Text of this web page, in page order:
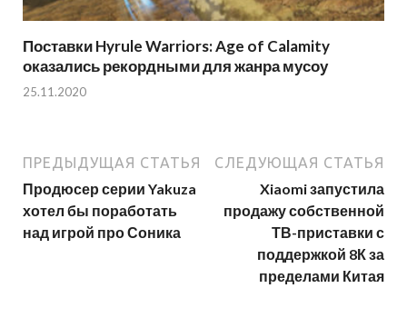
Поставки Hyrule Warriors: Age of Calamity
оказались рекордными для жанра мусоу
25.11.2020
ПРЕДЫДУЩАЯ СТАТЬЯ
Продюсер серии Yakuza
хотел бы поработать
над игрой про Соника
СЛЕДУЮЩАЯ СТАТЬЯ
Xiaomi запустила
продажу собственной
ТВ-приставки с
поддержкой 8К за
пределами Китая